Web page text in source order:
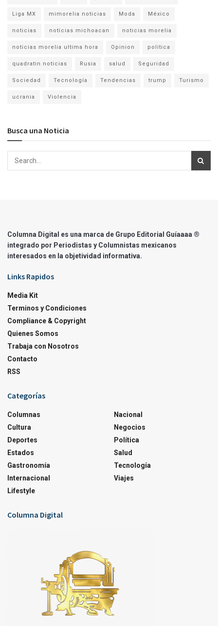
Liga MX mimorelia noticias Moda México
noticias noticias michoacan noticias morelia
noticias morelia ultima hora Opinion politica
quadratin noticias Rusia salud Seguridad
Sociedad Tecnología Tendencias trump Turismo
ucrania Violencia
Busca una Noticia
Columna Digital es una marca de Grupo Editorial Guíaaaa ®
integrado por Periodistas y Columnistas mexicanos
interesados en la objetividad informativa.
Links Rapidos
Media Kit
Terminos y Condiciones
Compliance & Copyright
Quienes Somos
Trabaja con Nosotros
Contacto
RSS
Categorías
Columnas
Cultura
Deportes
Estados
Gastronomía
Internacional
Lifestyle
Nacional
Negocios
Política
Salud
Tecnología
Viajes
Columna Digital